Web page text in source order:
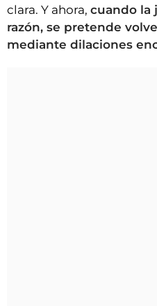
clara. Y ahora, cuando la
razón, se pretende
mediante dilaciones